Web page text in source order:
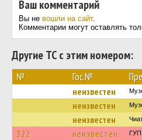
Ваш комментарий
Вы не вошли на сайт.
Комментарии могут оставлять
Другие ТС с этим номером:
№ Гос.№
неизвестен
неизвестен
неизвестен
322 неизвестен